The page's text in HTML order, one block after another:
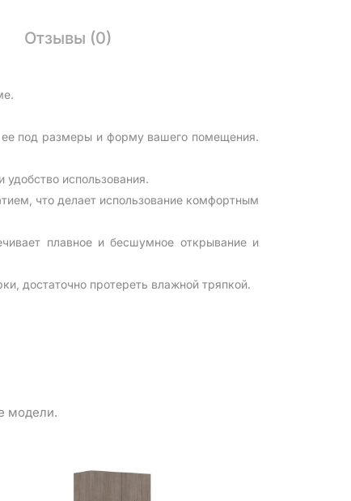
Отзывы (0)
ее под размеры и форму вашего помещения.
использования.
что делает использование комфортным
плавное и бесшумное открывание и
достаточно протереть влажной тряпкой.
модели.